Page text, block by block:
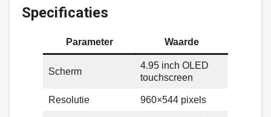
Specificaties
Parameter Waarde
Scherm
4.95 inch OLED
touchscreen
Resolutie 960×544 pixels